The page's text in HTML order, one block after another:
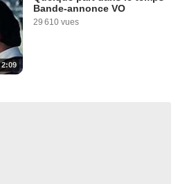
2:09
Bande-annonce VO
29 610 vues